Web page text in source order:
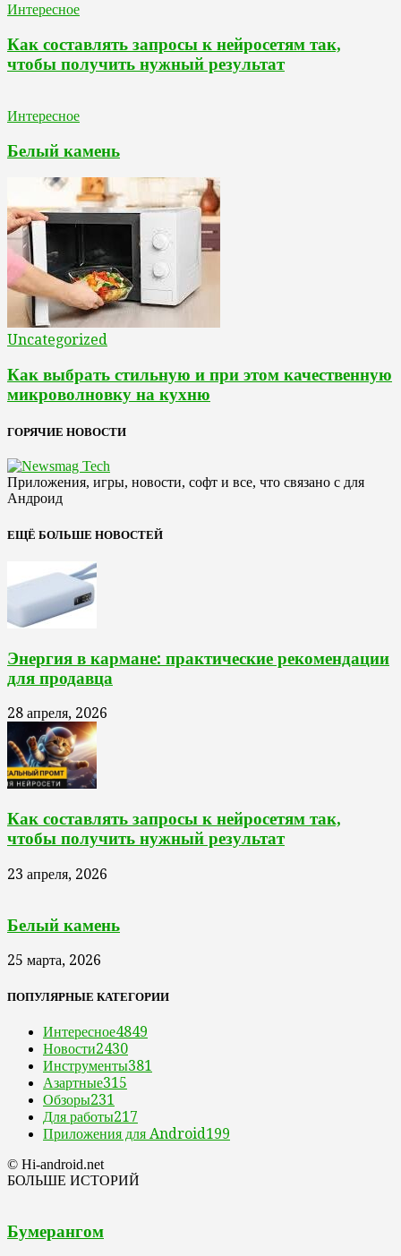
Интересное
Как составлять запросы к нейросетям так,
чтобы получить нужный результат
Интересное
Белый камень
Uncategorized
Как выбрать стильную и при этом качественную
микроволновку на кухню
ГОРЯЧИЕ НОВОСТИ
Приложения, игры, новости, софт и все, что связано с для
Андроид
ЕЩЁ БОЛЬШЕ НОВОСТЕЙ
Энергия в кармане: практические рекомендации
для продавца
28 апреля, 2026
Как составлять запросы к нейросетям так,
чтобы получить нужный результат
23 апреля, 2026
Белый камень
25 марта, 2026
ПОПУЛЯРНЫЕ КАТЕГОРИИ
Интересное4849
Новости2430
Инструменты381
Азартные315
Обзоры231
Для работы217
Приложения для Android199
© Hi-android.net
БОЛЬШЕ ИСТОРИЙ
Бумерангом